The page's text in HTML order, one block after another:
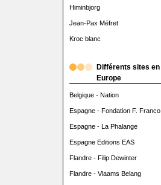
Himinbjorg
Jean-Pax Méfret
Kroc blanc
Différents sites en
Europe
Belgique - Nation
Espagne - Fondation F. Franco
Espagne - La Phalange
Espagne Editions EAS
Flandre - Filip Dewinter
Flandre - Vlaams Belang